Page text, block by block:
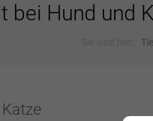
bei Hund und